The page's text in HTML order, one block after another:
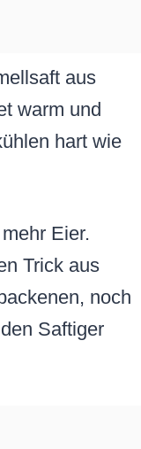
aus
warm und
hart wie
Eier.
Trick aus
noch
Saftiger